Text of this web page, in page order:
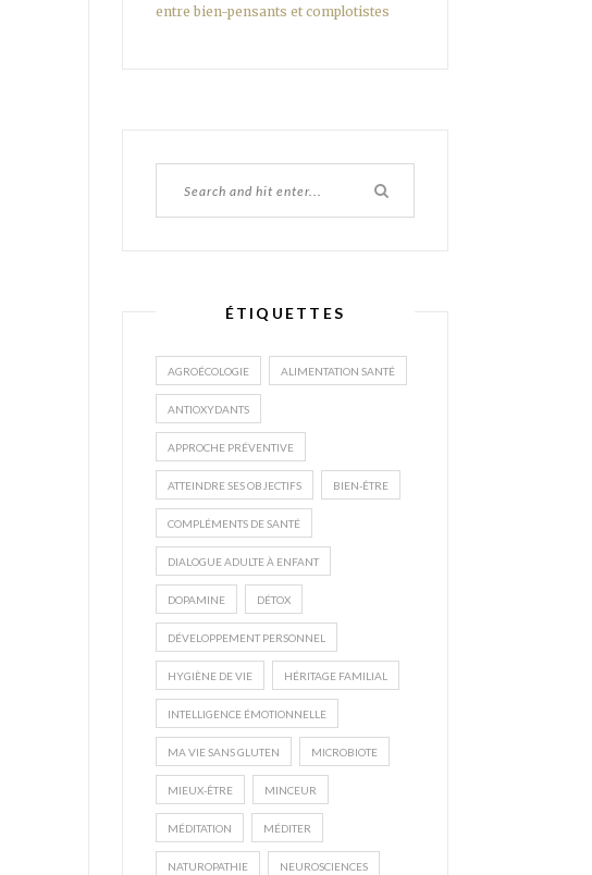
entre bien-pensants et complotistes
ÉTIQUETTES
AGROÉCOLOGIE ALIMENTATION SANTÉ
ANTIOXYDANTS
APPROCHE PRÉVENTIVE
ATTEINDRE SES OBJECTIFS BIEN-ÊTRE
COMPLÉMENTS DE SANTÉ
DIALOGUE ADULTE À ENFANT
DOPAMINE DÉTOX
DÉVELOPPEMENT PERSONNEL
HYGIÈNE DE VIE HÉRITAGE FAMILIAL
INTELLIGENCE ÉMOTIONNELLE
MA VIE SANS GLUTEN MICROBIOTE
MIEUX-ÊTRE MINCEUR
MÉDITATION MÉDITER
NATUROPATHIE NEUROSCIENCES